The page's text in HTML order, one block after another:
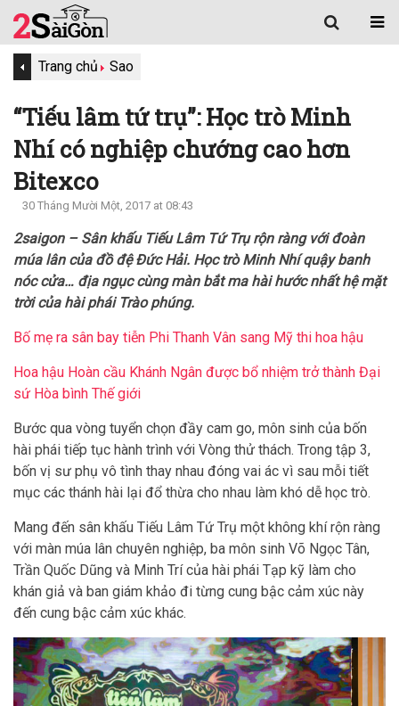
Trang chủ Sao
“Tiếu lâm tứ trụ”: Học trò Minh
Nhí có nghiệp chướng cao hơn
Bitexco
30 Tháng Mười Một, 2017 at 08:43
2saigon – Sân khấu Tiếu Lâm Tứ Trụ rộn ràng với đoàn
múa lân của đồ đệ Đức Hải. Học trò Minh Nhí quậy banh
nóc cửa… địa ngục cùng màn bắt ma hài hước nhất hệ mặt
trời của hài phái Trào phúng.
Bố mẹ ra sân bay tiễn Phi Thanh Vân sang Mỹ thi hoa hậu
Hoa hậu Hoàn cầu Khánh Ngân được bổ nhiệm trở thành Đại
sứ Hòa bình Thế giới
Bước qua vòng tuyển chọn đầy cam go, môn sinh của bốn
hài phái tiếp tục hành trình với Vòng thử thách. Trong tập 3,
bốn vị sư phụ vô tình thay nhau đóng vai ác vì sau mỗi tiết
mục các thánh hài lại đổ thừa cho nhau làm khó dễ học trò.
Mang đến sân khấu Tiếu Lâm Tứ Trụ một không khí rộn ràng
với màn múa lân chuyên nghiệp, ba môn sinh Võ Ngọc Tân,
Trần Quốc Dũng và Minh Trí của hài phái Tạp kỹ làm cho
khán giả và ban giám khảo đi từng cung bậc cảm xúc này
đến cung bậc cảm xúc khác.